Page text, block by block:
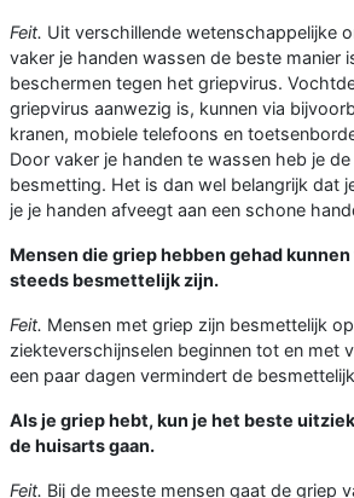
Feit. Uit verschillende wetenschappelijke
vaker je handen wassen de beste manier
beschermen tegen het griepvirus.
griepvirus aanwezig is, kunnen via
kranen, mobiele telefoons en
Door vaker je handen te wassen heb je
besmetting. Het is dan wel belangrijk dat
je je handen afveegt aan een schone
Mensen die griep hebben gehad
steeds besmettelijk zijn.
Feit. Mensen met griep zijn besmettelijk
ziekteverschijnselen beginnen tot en met
een paar dagen vermindert de
Als je griep hebt, kun je het beste
de huisarts gaan.
Feit. Bij de meeste mensen gaat de griep